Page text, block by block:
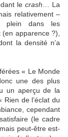
lecrash … La
relativement –
plein dans les
apparence ?),
la densité n’a
« Le Monde
une des plus
un aperçu de la
de l’éclat du
cependant
(le cadre
peut-être est-